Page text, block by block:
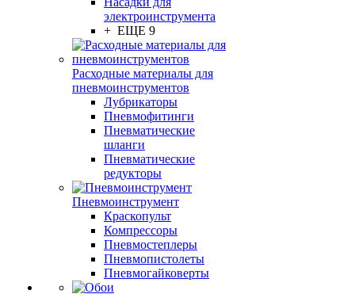
электроинструмента
+ ЕЩЕ 9
Расходные материалы для
пневмоинструментов
Лубрикаторы
Пневмофитинги
Пневматические
шланги
Пневматические
редукторы
Пневмоинструмент
Краскопульт
Компрессоры
Пневмостеплеры
Пневмопистолеты
Пневмогайковерты